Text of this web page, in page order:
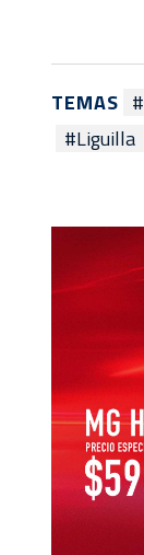
TEMAS
#Liguilla